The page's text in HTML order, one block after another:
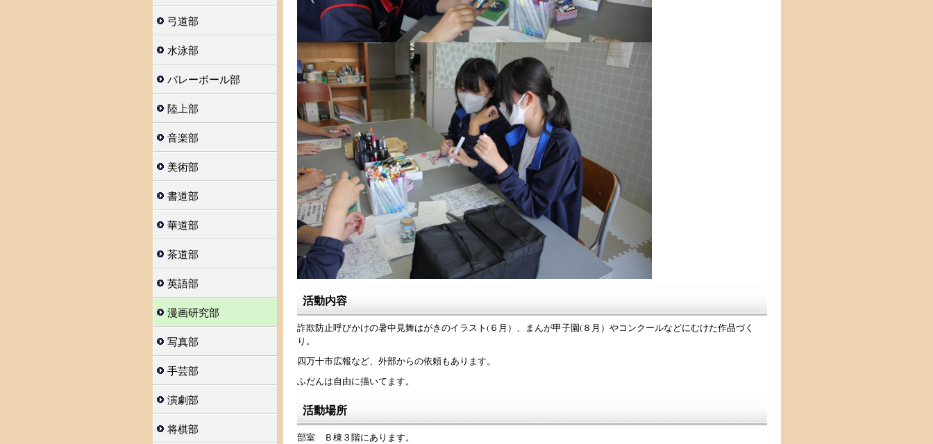
活動内容
詐欺防止呼びかけの暑中見舞はがきのイラスト(６月）、まんが甲子園(８月）やコンクールなどにむけた作品づく
り。
四万十市広報など、外部からの依頼もあります。
ふだんは自由に描いてます。
活動場所
部室 Ｂ棟３階にあります。
弓道部
水泳部
バレーボール部
陸上部
音楽部
美術部
書道部
華道部
茶道部
英語部
漫画研究部
写真部
手芸部
演劇部
将棋部